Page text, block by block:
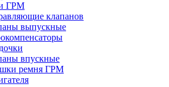
ГРМ
клапанов
выпускные
впускные
ремня ГРМ